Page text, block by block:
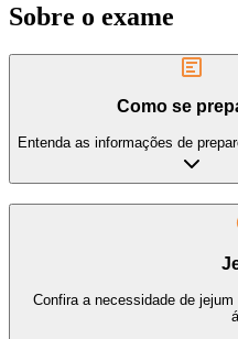
Sobre o exame
Como se
Entenda as informações de
Confira a necessidade de